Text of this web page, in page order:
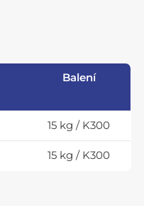
Balení
15 kg / K300
15 kg / K300